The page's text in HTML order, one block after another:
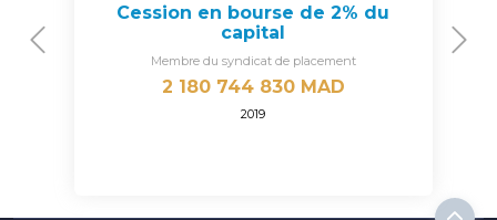
Cession en bourse de 2% du
capital
Membre du syndicat de placement
2 180 744 830 MAD
2019
Previous